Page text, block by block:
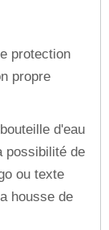
protection
propre
d'eau
possibilité de
ou texte
housse de